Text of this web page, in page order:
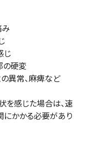
み
じ
の硬変
異常、麻痺など
を感じた場合は、速
にかかる必要があり